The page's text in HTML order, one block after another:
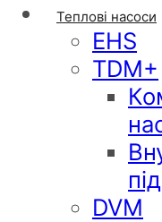
Теплові насоси
EHS
TDM+
DVM